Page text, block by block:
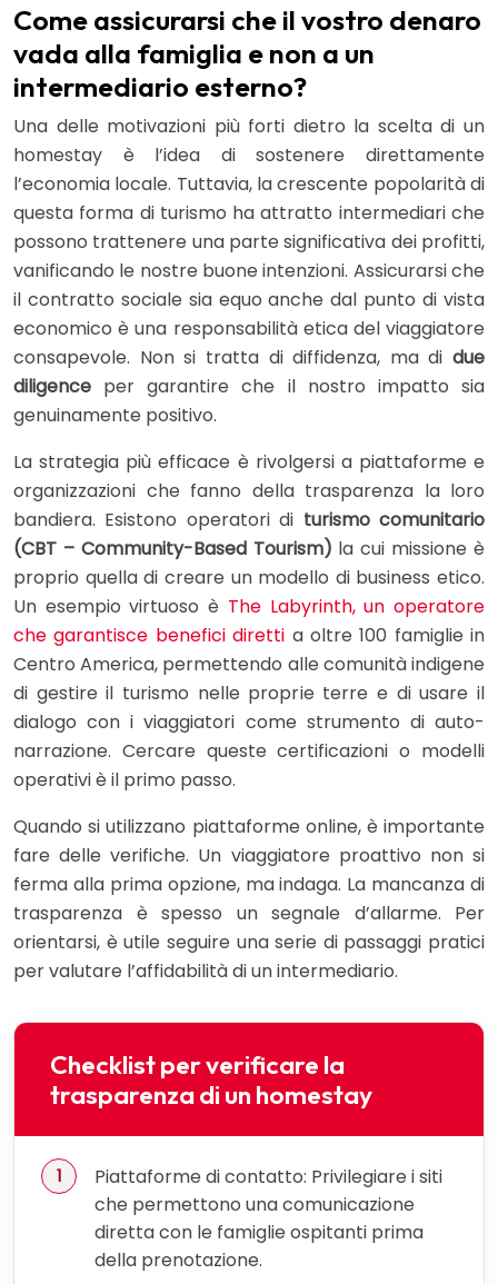
Come assicurarsi che il vostro denaro
vada alla famiglia e non a un
intermediario esterno?
Una delle motivazioni più forti dietro la scelta di un
homestay è l’idea di sostenere direttamente
l’economia locale. Tuttavia, la crescente popolarità di
questa forma di turismo ha attratto intermediari che
possono trattenere una parte significativa dei profitti,
vanificando le nostre buone intenzioni. Assicurarsi che
il contratto sociale sia equo anche dal punto di vista
economico è una responsabilità etica del viaggiatore
consapevole. Non si tratta di diffidenza, ma di due
diligence per garantire che il nostro impatto sia
genuinamente positivo.
La strategia più efficace è rivolgersi a piattaforme e
organizzazioni che fanno della trasparenza la loro
bandiera. Esistono operatori di turismo comunitario
(CBT – Community-Based Tourism) la cui missione è
proprio quella di creare un modello di business etico.
Un esempio virtuoso è The Labyrinth, un operatore
che garantisce benefici diretti a oltre 100 famiglie in
Centro America, permettendo alle comunità indigene
di gestire il turismo nelle proprie terre e di usare il
dialogo con i viaggiatori come strumento di auto-
narrazione. Cercare queste certificazioni o modelli
operativi è il primo passo.
Quando si utilizzano piattaforme online, è importante
fare delle verifiche. Un viaggiatore proattivo non si
ferma alla prima opzione, ma indaga. La mancanza di
trasparenza è spesso un segnale d’allarme. Per
orientarsi, è utile seguire una serie di passaggi pratici
per valutare l’affidabilità di un intermediario.
Checklist per verificare la
trasparenza di un homestay
Piattaforme di contatto: Privilegiare i siti
che permettono una comunicazione
diretta con le famiglie ospitanti prima
della prenotazione.